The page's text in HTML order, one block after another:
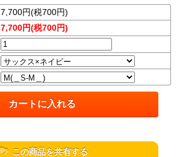
7,700円(税700円)
7,700円(税700円)
この商品を共有する